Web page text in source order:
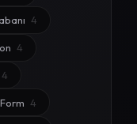
4
4
4
Form 4